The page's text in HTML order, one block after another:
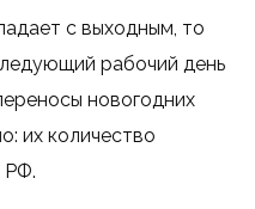
с выходным, то
рабочий день
новогодних
их количество
РФ.